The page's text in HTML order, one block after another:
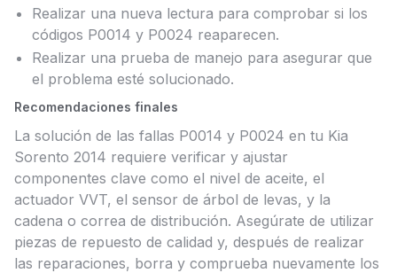
Realizar una nueva lectura para comprobar si los
códigos P0014 y P0024 reaparecen.
Realizar una prueba de manejo para asegurar que
el problema esté solucionado.
Recomendaciones finales
La solución de las fallas P0014 y P0024 en tu Kia
Sorento 2014 requiere verificar y ajustar
componentes clave como el nivel de aceite, el
actuador VVT, el sensor de árbol de levas, y la
cadena o correa de distribución. Asegúrate de utilizar
piezas de repuesto de calidad y, después de realizar
las reparaciones, borra y comprueba nuevamente los